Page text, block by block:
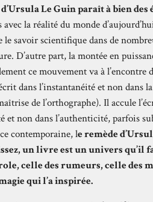
Le Guin paraît à bien
avec la réalité du monde
le savoir scientifique dans de
D’autre part, la montée en
ce mouvement va à l’encontre
dans l’instantanéité et non dans
de l’orthographe). Il accule
et non dans l’authenticité, parfois
contemporaine, le remède
un livre est un univers qu’il
celle des rumeurs, celle des
qui l’a inspirée.